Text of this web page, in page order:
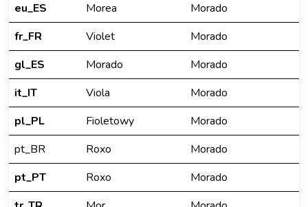
eu_ES
Morea
Morado
fr_FR
Violet
Morado
gl_ES
Morado
Morado
it_IT
Viola
Morado
pl_PL
Fioletowy
Morado
pt_BR
Roxo
Morado
pt_PT
Roxo
Morado